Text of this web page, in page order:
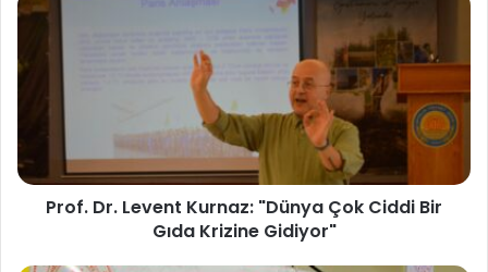
Prof. Dr. Levent Kurnaz: "Dünya Çok Ciddi Bir
Gıda Krizine Gidiyor"